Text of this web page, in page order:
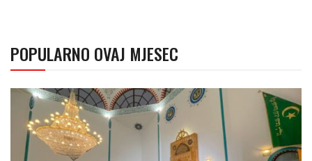
POPULARNO OVAJ MJESEC